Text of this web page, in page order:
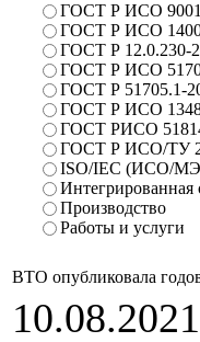
ГОСТ Р ИСО
ГОСТ Р ИСО
ГОСТ Р 12.0.230-
ГОСТ Р ИСО
ГОСТ Р 51705.1-
ГОСТ Р ИСО
ГОСТ РИСО
ГОСТ Р ИСО/ТУ
ISO/IEC (ИСО/
Производство
Работы и услуги
ВТО опубликовала